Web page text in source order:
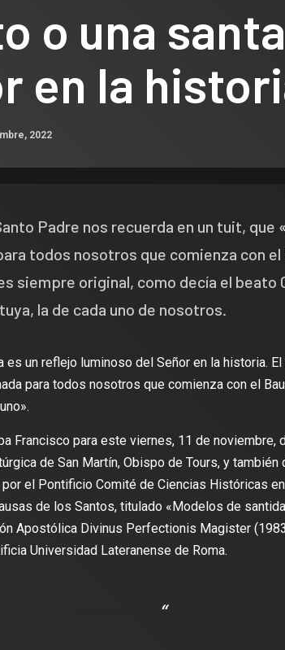
o una
en la
2022
Padre nos recuerda en un tuit, que
todos nosotros que comienza con
siempre original, como decía el beato
la de cada uno de nosotros.
es un reflejo luminoso del Señor en la historia.
para todos nosotros que comienza con el
Francisco para este viernes, 11 de noviembre,
de San Martín, Obispo de Tours, y también
el Pontificio Comité de Ciencias Históricas
de los Santos, titulado «Modelos de
Apostólica Divinus Perfectionis Magister
Universidad Lateranense de Roma.